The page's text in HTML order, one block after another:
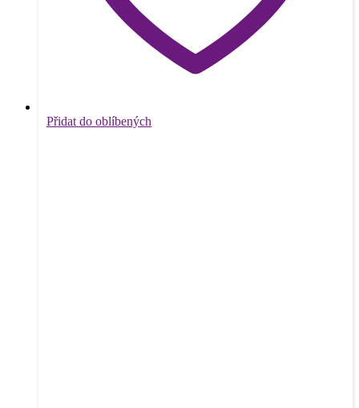
Přidat do oblíbených